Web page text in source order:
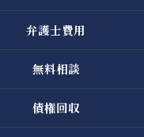
弁護士費用
無料相談
債権回収